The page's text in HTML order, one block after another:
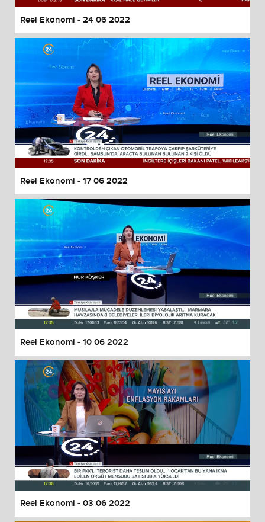
Reel Ekonomi - 24 06 2022
Reel Ekonomi - 17 06 2022
Reel Ekonomi - 10 06 2022
Reel Ekonomi - 03 06 2022